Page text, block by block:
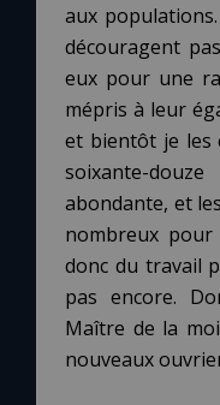
aux
découragent
eux pour une
mépris à leur
et bientôt je les
soixante-
abondante, et
nombreux
donc du travail
pas encore.
Maître de la
nouveaux